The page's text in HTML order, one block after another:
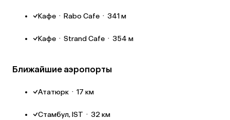
Кафе · Rabo Cafe · 341 м
Кафе · Strand Cafe · 354 м
Ближайшие аэропорты
Ататюрк · 17 км
Стамбул, IST · 32 км